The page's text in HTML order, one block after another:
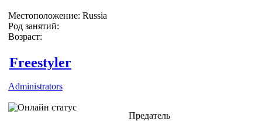
Местоположение: Russia
Род занятий:
Возраст:
Freestyler
Administrators
Предатель